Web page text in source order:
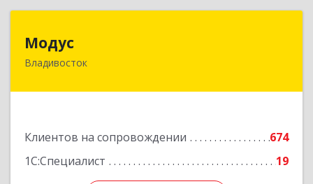
Модус
Владивосток
Клиентов на сопровождении
674
1С:Специалист
19
690091, Приморский край, Владивосток г, ул.